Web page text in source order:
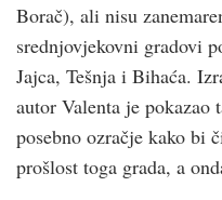
Borač), ali nisu
srednjovjekovni gradovi
Jajca, Tešnja i Bihaća.
autor Valenta je pokazao
posebno ozračje kako bi
prošlost toga grada, a